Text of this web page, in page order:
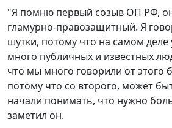
"Я помню первый созыв ОП РФ,
гламурно-правозащитный. Я
шутки, потому что на самом
много публичных и известных
что мы много говорили от этого
потому что со второго, может
начали понимать, что нужно
заметил он.